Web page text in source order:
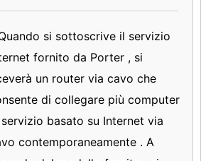
si sottoscrive il servizio
fornito da Porter , si
un router via cavo che
di collegare più computer
basato su Internet via
contemporaneamente . A